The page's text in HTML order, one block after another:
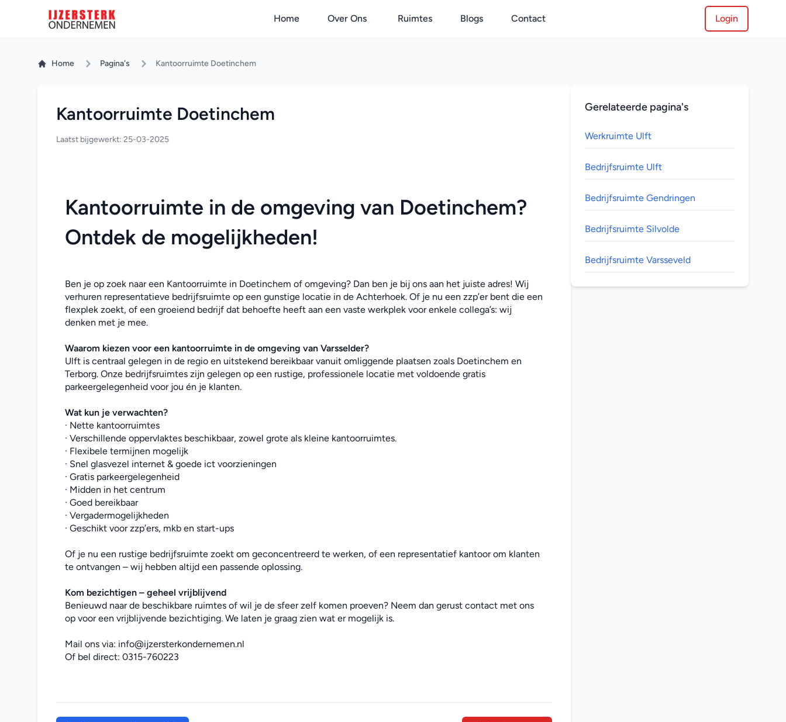
Home Over Ons Ruimtes Blogs Contact Login
Home Pagina's Kantoorruimte Doetinchem
Kantoorruimte Doetinchem
Laatst bijgewerkt: 25-03-2025
Kantoorruimte in de omgeving van Doetinchem?
Ontdek de mogelijkheden!
Ben je op zoek naar een Kantoorruimte in Doetinchem of omgeving? Dan ben je bij ons aan het juiste adres! Wij
verhuren representatieve bedrijfsruimte op een gunstige locatie in de Achterhoek. Of je nu een zzp’er bent die een
flexplek zoekt, of een groeiend bedrijf dat behoefte heeft aan een vaste werkplek voor enkele collega’s: wij
denken met je mee.
Waarom kiezen voor een kantoorruimte in de omgeving van Varsselder?
Ulft is centraal gelegen in de regio en uitstekend bereikbaar vanuit omliggende plaatsen zoals Doetinchem en
Terborg. Onze bedrijfsruimtes zijn gelegen op een rustige, professionele locatie met voldoende gratis
parkeergelegenheid voor jou én je klanten.
Wat kun je verwachten?
· Nette kantoorruimtes
· Verschillende oppervlaktes beschikbaar, zowel grote als kleine kantoorruimtes.
· Flexibele termijnen mogelijk
· Snel glasvezel internet & goede ict voorzieningen
· Gratis parkeergelegenheid
· Midden in het centrum
· Goed bereikbaar
· Vergadermogelijkheden
· Geschikt voor zzp’ers, mkb en start-ups
Of je nu een rustige bedrijfsruimte zoekt om geconcentreerd te werken, of een representatief kantoor om klanten
te ontvangen – wij hebben altijd een passende oplossing.
Kom bezichtigen – geheel vrijblijvend
Benieuwd naar de beschikbare ruimtes of wil je de sfeer zelf komen proeven? Neem dan gerust contact met ons
op voor een vrijblijvende bezichtiging. We laten je graag zien wat er mogelijk is.
Mail ons via: info@ijzersterkondernemen.nl
Of bel direct: 0315-760223
Gerelateerde pagina's
Werkruimte Ulft
Bedrijfsruimte Ulft
Bedrijfsruimte Gendringen
Bedrijfsruimte Silvolde
Bedrijfsruimte Varsseveld